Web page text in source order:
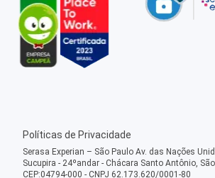
Políticas de Privacidade
Serasa Experian – São Paulo Av. das Nações
Sucupira - 24ºandar - Chácara Santo Antônio,
CEP:04794-000 - CNPJ 62.173.620/0001-80